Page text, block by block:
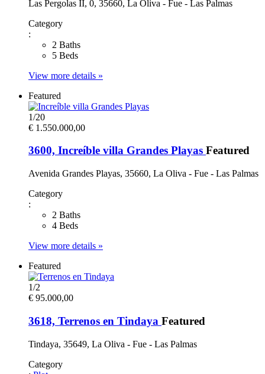
Las Pergolas II, 0, 35660, La Oliva - Fue - Las Palmas
Category
:
2 Baths
5 Beds
View more details »
Featured
1/20
€ 1.550.000,00
3600, Increíble villa Grandes Playas Featured
Avenida Grandes Playas, 35660, La Oliva - Fue - Las Palmas
Category
:
2 Baths
4 Beds
View more details »
Featured
1/2
€ 95.000,00
3618, Terrenos en Tindaya Featured
Tindaya, 35649, La Oliva - Fue - Las Palmas
Category